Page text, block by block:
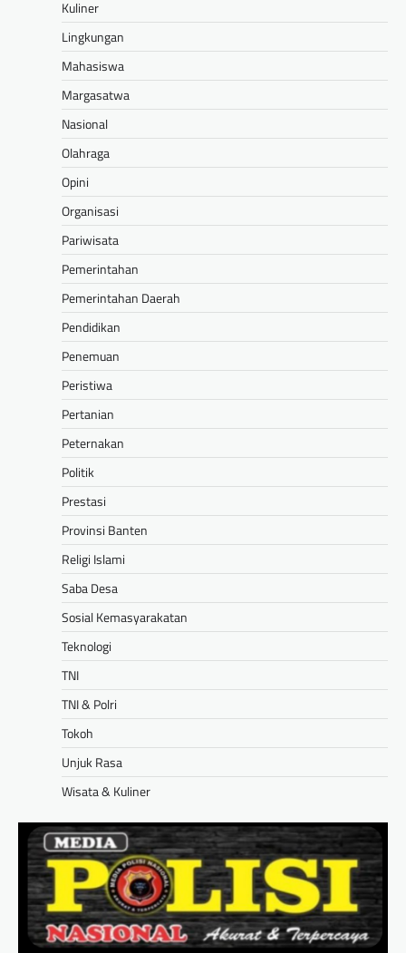
Kuliner
Lingkungan
Mahasiswa
Margasatwa
Nasional
Olahraga
Opini
Organisasi
Pariwisata
Pemerintahan
Pemerintahan Daerah
Pendidikan
Penemuan
Peristiwa
Pertanian
Peternakan
Politik
Prestasi
Provinsi Banten
Religi Islami
Saba Desa
Sosial Kemasyarakatan
Teknologi
TNI
TNI & Polri
Tokoh
Unjuk Rasa
Wisata & Kuliner